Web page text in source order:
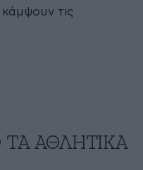
τις
ΑΘΛΗΤΙΚΑ